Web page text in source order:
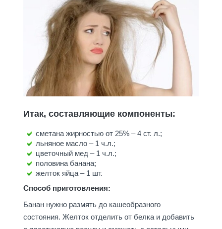
Итак, составляющие компоненты:
сметана жирностью от 25% – 4 ст. л.;
льняное масло – 1 ч.л.;
цветочный мед – 1 ч.л.;
половина банана;
желток яйца – 1 шт.
Способ приготовления:
Банан нужно размять до кашеобразного
состояния. Желток отделить от белка и добавить